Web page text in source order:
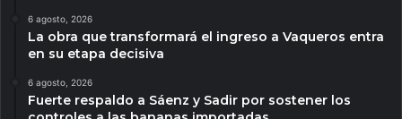
6 agosto, 2026
La obra que transformará el ingreso a Vaqueros entra
en su etapa decisiva
6 agosto, 2026
Fuerte respaldo a Sáenz y Sadir por sostener los